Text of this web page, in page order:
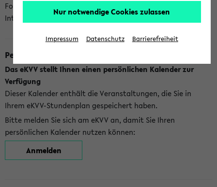
Folgende Kalender bietet Ihnen das eKVV derzeit zur
Integration an:
Persönlicher Kalender
Das eKVV stellt Ihnen einen persönlichen Kalender zur
Verfügung
Dieser Kalender enthält die Veranstaltungen, die Sie in
Ihrem eKVV-Stundenplan gespeichert haben.
Bitte melden Sie sich am eKVV an, damit Sie Ihren
persönlichen Kalender nutzen können:
Anmelden
Nur notwendige Cookies zulassen
Impressum Datenschutz Barrierefreiheit